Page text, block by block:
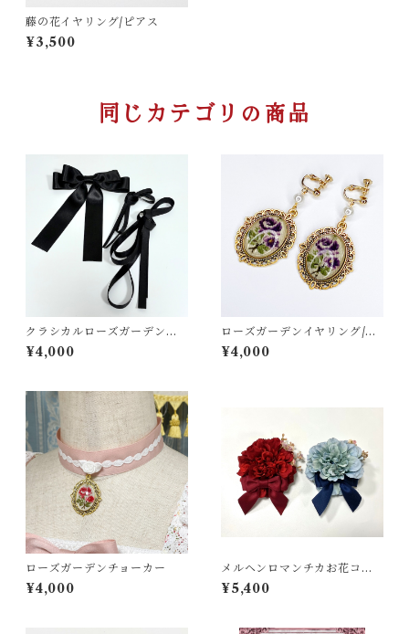
藤の花イヤリング/ピアス
¥3,500
同じカテゴリの商品
クラシカルローズガーデンワ
ンピース用編み上げリボンセ
ット
¥4,000
ローズガーデンイヤリング/ピ
アス
¥4,000
ローズガーデンチョーカー
¥4,000
メルヘンロマンチカお花コサ
ージュ
¥5,400